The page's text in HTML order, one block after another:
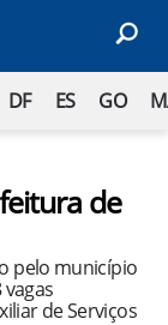
DF ES GO
de
pelo município
de Serviços